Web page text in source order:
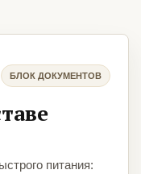
БЛОК ДОКУМЕНТОВ
питания: